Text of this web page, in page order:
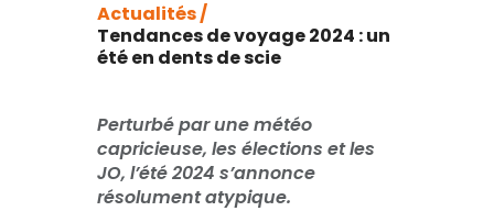
Actualités /
Tendances de voyage 2024 : un
été en dents de scie
Perturbé par une météo
capricieuse, les élections et les
JO, l’été 2024 s’annonce
résolument atypique.